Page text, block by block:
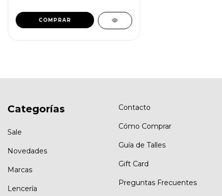
Categorías
Sale
Novedades
Marcas
Lencería
Contacto
Cómo Comprar
Guía de Talles
Gift Card
Preguntas Frecuentes